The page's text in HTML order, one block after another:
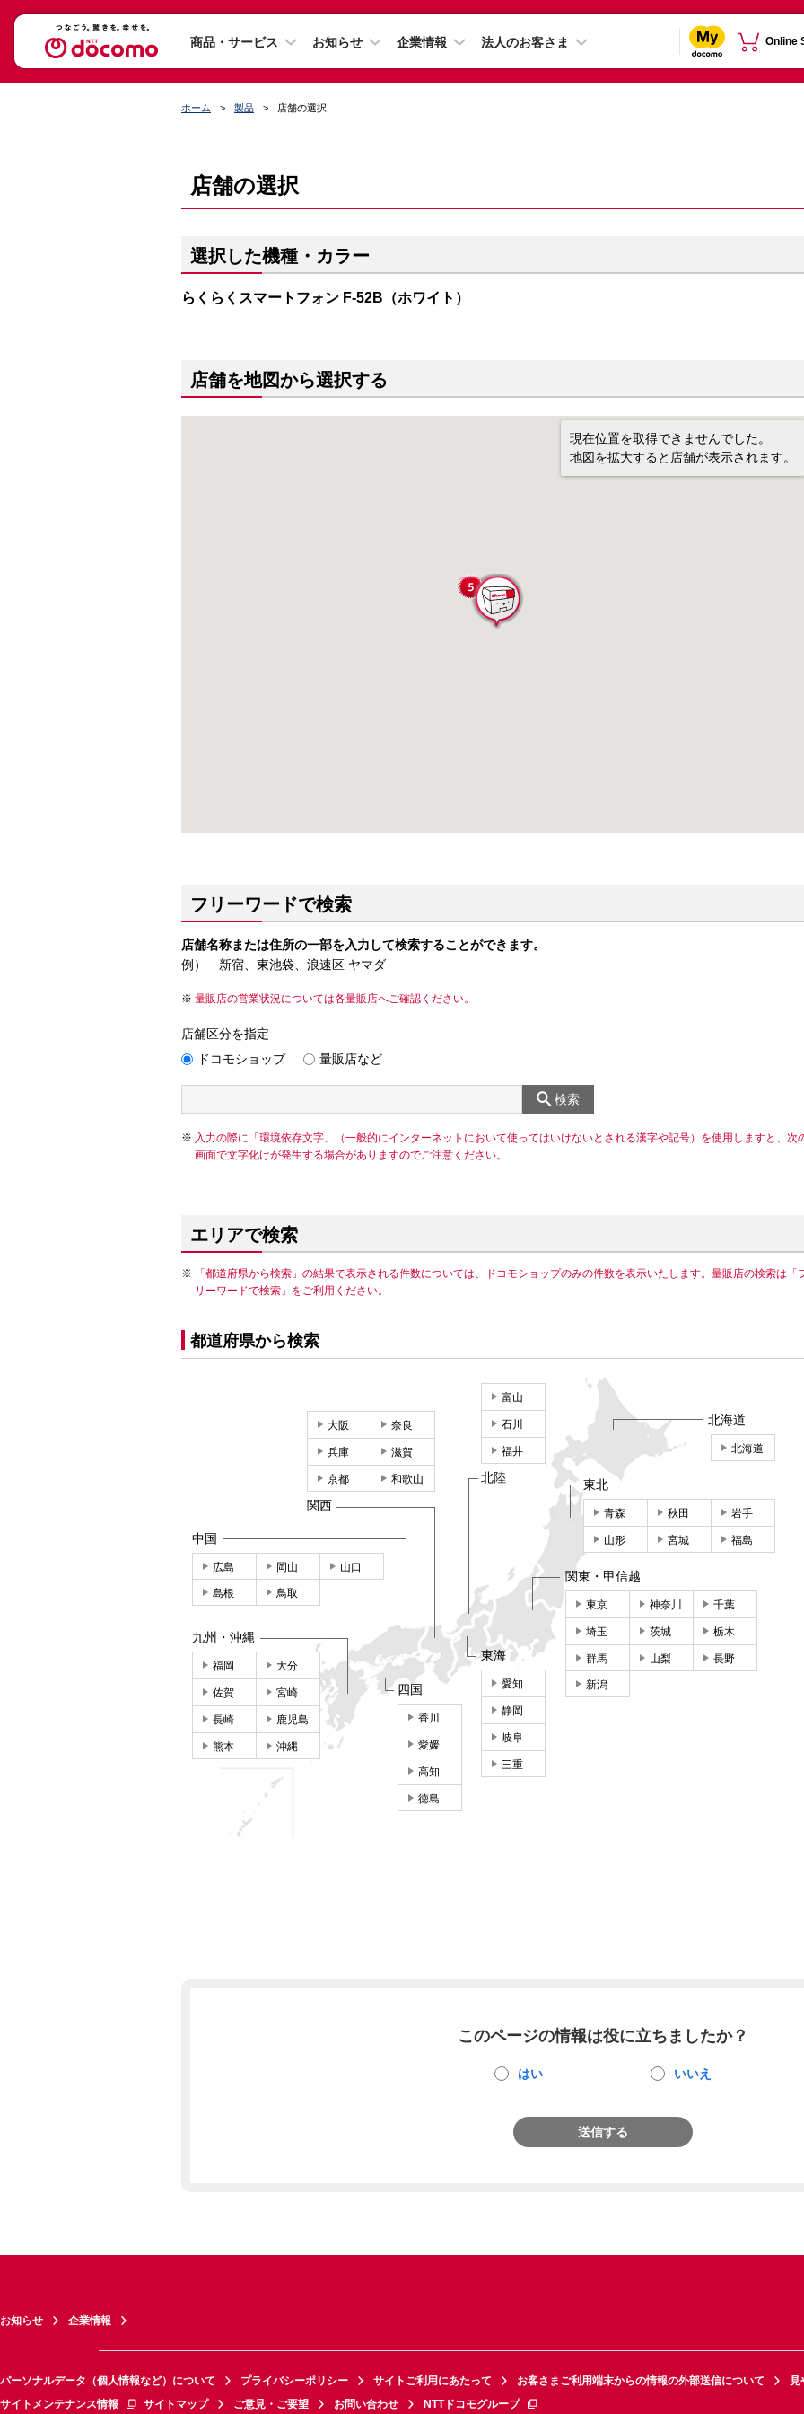
商品・サービス お知らせ 企業情報 法人のお客さま Online
ホーム 製品 店舗の選択
店舗の選択
選択した機種・カラー
らくらくスマートフォン F-52B（ホワイト）
店舗を地図から選択する
現在位置を取得できませんでした。
地図を拡大すると店舗が表示されます。
フリーワードで検索
店舗名称または住所の一部を入力して検索することができます。
例） 新宿、東池袋、浪速区 ヤマダ
量販店の営業状況については各量販店へご確認ください。
店舗区分を指定
ドコモショップ
量販店など
検索
入力の際に「環境依存文字」（一般的にインターネットにおいて使ってはいけないとされる漢字や記号）を使用しますと、次
画面で文字化けが発生する場合がありますのでご注意ください。
エリアで検索
「都道府県から検索」の結果で表示される件数については、ドコモショップのみの件数を表示いたします。量販店の検索は「
リーワードで検索」をご利用ください。
都道府県から検索
北海道
北海道
東北
青森 秋田 岩手
山形 宮城 福島
関東・甲信越
東京 神奈川 千葉
埼玉 茨城 栃木
群馬 山梨 長野
新潟
東海
愛知
静岡
岐阜
三重
富山
石川
福井
北陸
大阪 奈良
兵庫 滋賀
京都 和歌山
関西
中国
広島 岡山 山口
島根 鳥取
四国
香川
愛媛
高知
徳島
九州・沖縄
福岡 大分
佐賀 宮崎
長崎 鹿児島
熊本 沖縄
このページの情報は役に立ちましたか？
はい いいえ
送信する
お知らせ 企業情報
パーソナルデータ（個人情報など）について プライバシーポリシー サイトご利用にあたって お客さまご利用端末からの情報の外部送信について
見
サイトメンテナンス情報
サイトマップ ご意見・ご要望 お問い合わせ NTTドコモグループ